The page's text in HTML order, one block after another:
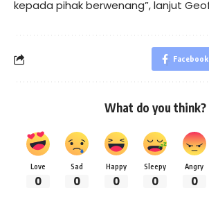
kepada pihak berwenang”, lanjut
Facebook
What do you think?
Love
0
Sad
0
Happy
0
Sleepy
0
Angry
0